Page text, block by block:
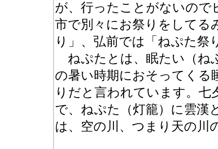
が、行ったことがないの
市で別々にお祭りをしてる
り」、弘前では「ねぷた
ねぷたとは、眠たい（ね
の暑い時期におそってくる
りだと言われています。
で、ねぷた（灯籠）に雲漢
は、空の川、つまり天の川